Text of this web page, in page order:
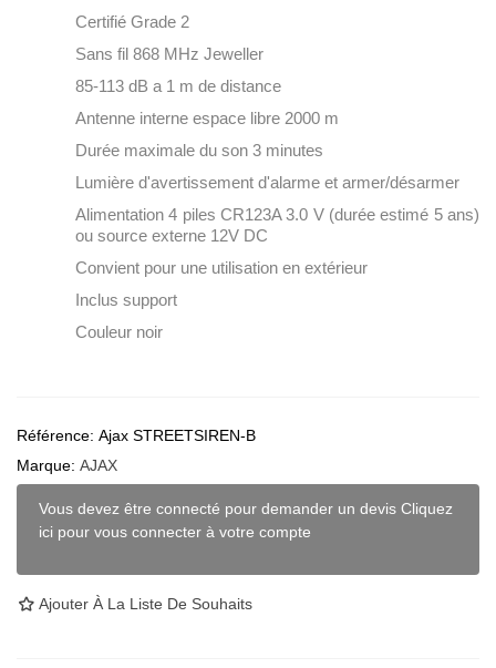
Certifié Grade 2
Sans fil 868 MHz Jeweller
85-113 dB a 1 m de distance
Antenne interne espace libre 2000 m
Durée maximale du son 3 minutes
Lumière d'avertissement d'alarme et armer/désarmer
Alimentation 4 piles CR123A 3.0 V (durée estimé 5 ans)
ou source externe 12V DC
Convient pour une utilisation en extérieur
Inclus support
Couleur noir
Référence: Ajax STREETSIREN-B
Marque: AJAX
Vous devez être connecté pour demander un devis Cliquez
ici pour vous connecter à votre compte
Ajouter À La Liste De Souhaits